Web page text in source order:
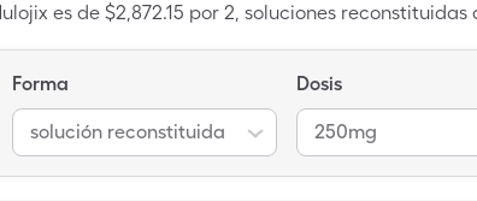
es de $2,872.15 por 2, soluciones
Forma
solución reconstituida
Dosis
250mg